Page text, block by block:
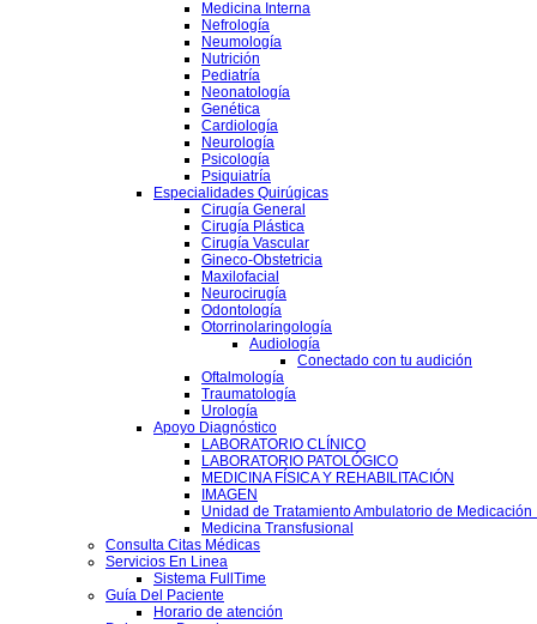
Medicina Interna
Nefrología
Neumología
Nutrición
Pediatría
Neonatología
Genética
Cardiología
Neurología
Psicología
Psiquiatría
Especialidades Quirúgicas
Cirugía General
Cirugía Plástica
Cirugía Vascular
Gineco-Obstetricia
Maxilofacial
Neurocirugía
Odontología
Otorrinolaringología
Audiología
Conectado con tu audición
Oftalmología
Traumatología
Urología
Apoyo Diagnóstico
LABORATORIO CLÍNICO
LABORATORIO PATOLÓGICO
MEDICINA FÍSICA Y REHABILITACIÓN
IMAGEN
Unidad de Tratamiento Ambulatorio de Medicación
Medicina Transfusional
Consulta Citas Médicas
Servicios En Linea
Sistema FullTime
Guía Del Paciente
Horario de atención